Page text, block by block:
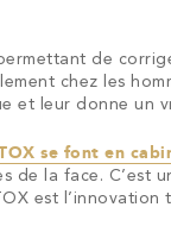
de
chez les
et leur donne un
se font en
de la face. C’est
est
Otoplastie
par
lipofilling
intime
BoucheCou
Ovale
du
et
Chirurgie
du
lipome